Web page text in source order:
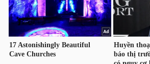
THẾ
GIỚI